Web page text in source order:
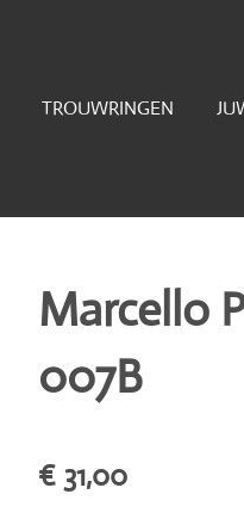
TROUWRINGEN
Marcello
007B
€ 31,00